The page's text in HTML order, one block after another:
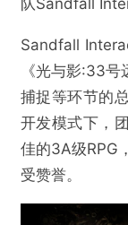
Sandfall
《光与影:33
捕捉等环节的
开发模式下，
佳的3A级RPG
受赞誉。